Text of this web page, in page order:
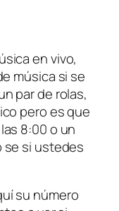
en vivo,
música si se
par de rolas,
pero es que
8:00 o un
se si ustedes
su número